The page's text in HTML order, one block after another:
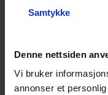
Samtykke
Denne nettsiden
Vi bruker
annonser et
transportoppdrag.
Ifor Williams
Maskinhenger